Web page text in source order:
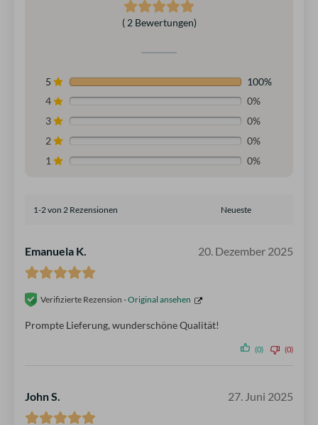
( 2 Bewertungen)
5
100%
4
0%
3
0%
2
0%
1
0%
1-2 von 2 Rezensionen
Emanuela K. 20. Dezember 2025
Verifizierte Rezension -Original ansehen
Prompte Lieferung, wunderschöne Qualität!
(0) (0)
John S. 27. Juni 2025